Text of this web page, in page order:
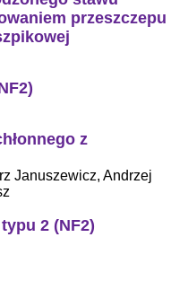
przeszczepu
z
Januszewicz, Andrzej
2 (NF2)